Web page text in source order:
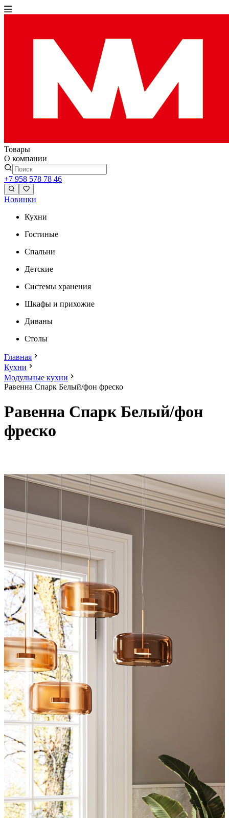
Товары
О компании
+7 958 578 78 46
Новинки
Кухни
Гостиные
Спальни
Детские
Системы хранения
Шкафы и прихожие
Диваны
Столы
Главная
Кухни
Модульные кухни
Равенна Спарк Белый/фон фреско
Равенна Спарк Белый/фон
фреско